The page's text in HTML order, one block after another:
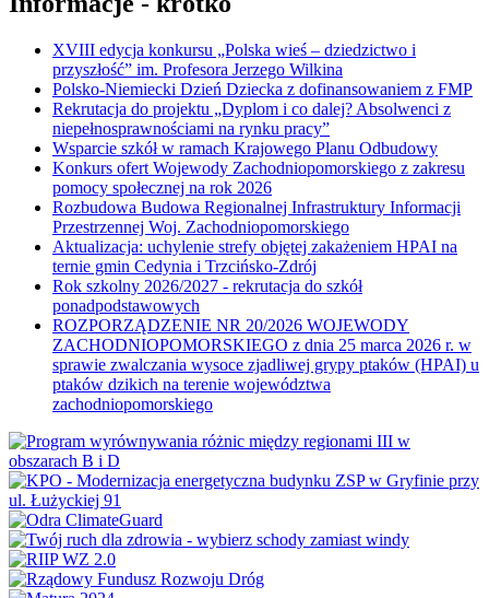
XVIII edycja konkursu „Polska wieś – dziedzictwo i
przyszłość” im. Profesora Jerzego Wilkina
Polsko-Niemiecki Dzień Dziecka z dofinansowaniem z FMP
Rekrutacja do projektu „Dyplom i co dalej? Absolwenci z
niepełnosprawnościami na rynku pracy”
Wsparcie szkół w ramach Krajowego Planu Odbudowy
Konkurs ofert Wojewody Zachodniopomorskiego z zakresu
pomocy społecznej na rok 2026
Rozbudowa Budowa Regionalnej Infrastruktury Informacji
Przestrzennej Woj. Zachodniopomorskiego
Aktualizacja: uchylenie strefy objętej zakażeniem HPAI na
ternie gmin Cedynia i Trzcińsko-Zdrój
Rok szkolny 2026/2027 - rekrutacja do szkół
ponadpodstawowych
ROZPORZĄDZENIE NR 20/2026 WOJEWODY
ZACHODNIOPOMORSKIEGO z dnia 25 marca 2026 r. w
sprawie zwalczania wysoce zjadliwej grypy ptaków (HPAI) u
ptaków dzikich na terenie województwa
zachodniopomorskiego